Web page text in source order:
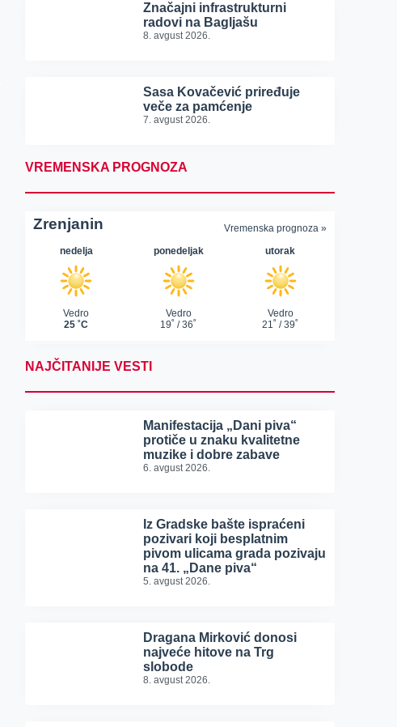
Značajni infrastrukturni
radovi na Bagljašu
8. avgust 2026.
Sasa Kovačević priređuje
veče za pamćenje
7. avgust 2026.
VREMENSKA PROGNOZA
NAJČITANIJE VESTI
Manifestacija „Dani piva“
protiče u znaku kvalitetne
muzike i dobre zabave
6. avgust 2026.
Iz Gradske bašte ispraćeni
pozivari koji besplatnim
pivom ulicama grada pozivaju
na 41. „Dane piva“
5. avgust 2026.
Dragana Mirković donosi
najveće hitove na Trg
slobode
8. avgust 2026.